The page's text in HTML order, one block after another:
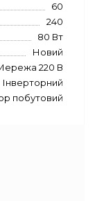
60
240
80 Вт
Новий
220 В
Інверторний
побутовий